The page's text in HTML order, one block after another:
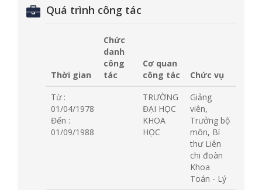
Quá trình công tác
Thời gian
Chức
danh
công
tác
Cơ quan
công tác
Chức vụ
Từ :
01/04/1978
Đến :
01/09/1988
TRƯỜNG
ĐẠI HỌC
KHOA
HỌC
Giảng
viên,
Trưởng bộ
môn, Bí
thư Liên
chi đoàn
Khoa
Toán - Lý